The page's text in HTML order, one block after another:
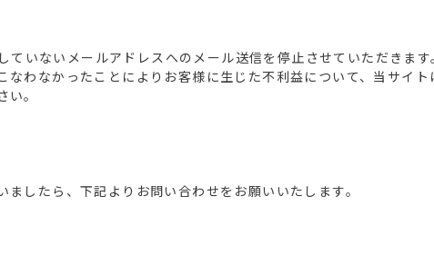
いないメールアドレスへのメール送信を停止させていただきます
なわなかったことによりお客様に生じた不利益について、当サイ
。
したら、下記よりお問い合わせをお願いいたします。